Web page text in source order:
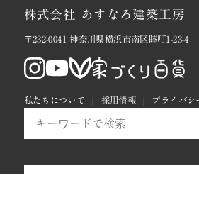
株式会社 あすなろ建築工房
〒232-0041 神奈川県横浜市南区睦町1-23-4
私たちについて 採用情報 プライバシ